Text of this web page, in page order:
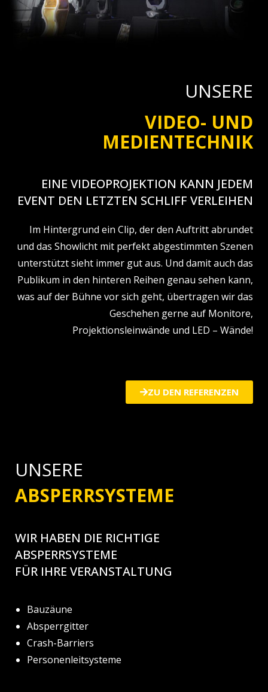
UNSERE
VIDEO- UND
MEDIENTECHNIK
EINE VIDEOPROJEKTION KANN JEDEM
EVENT DEN LETZTEN SCHLIFF VERLEIHEN
Im Hintergrund ein Clip, der den Auftritt abrundet
und das Showlicht mit perfekt abgestimmten Szenen
unterstützt sieht immer gut aus. Und damit auch das
Publikum in den hinteren Reihen genau sehen kann,
was auf der Bühne vor sich geht, übertragen wir das
Geschehen gerne auf Monitore,
Projektionsleinwände und LED – Wände!
ZU DEN REFERENZEN
UNSERE
ABSPERRSYSTEME
WIR HABEN DIE RICHTIGE
ABSPERRSYSTEME
FÜR IHRE VERANSTALTUNG
Bauzäune
Absperrgitter
Crash-Barriers
Personenleitsysteme